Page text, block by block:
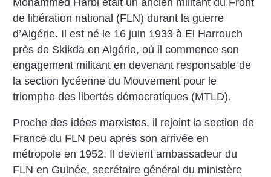
de libération national (FLN) durant la guerre
d’Algérie. Il est né le 16 juin 1933 à El Harrouch
près de Skikda en Algérie, où il commence son
engagement militant en devenant responsable de
la section lycéenne du Mouvement pour le
triomphe des libertés démocratiques (MTLD).
Proche des idées marxistes, il rejoint la section de
France du FLN peu après son arrivée en
métropole en 1952. Il devient ambassadeur du
FLN en Guinée, secrétaire général du ministère